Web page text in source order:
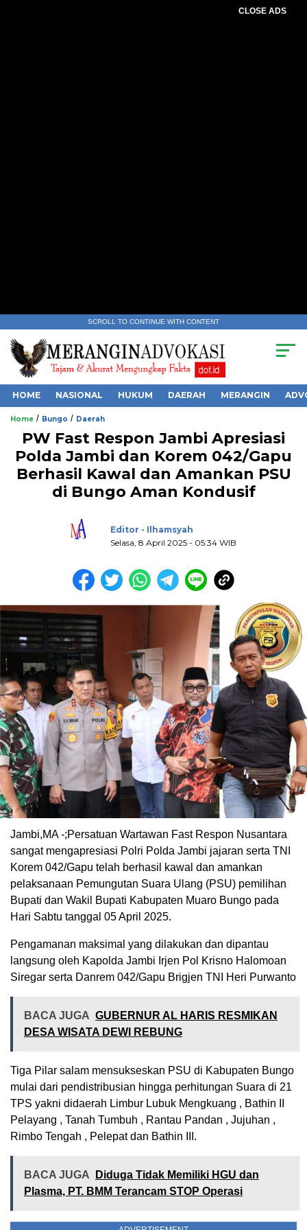
CLOSE ADS
SCROLL TO CONTINUE WITH CONTENT
HOME NASIONAL HUKUM DAERAH MERANGIN
Home / Bungo / Daerah
PW Fast Respon Jambi Apresiasi
Polda Jambi dan Korem 042/Gapu
Berhasil Kawal dan Amankan PSU
di Bungo Aman Kondusif
Editor - Ilhamsyah
Selasa, 8 April 2025 - 05:34 WIB
Jambi,MA -;Persatuan Wartawan Fast Respon Nusantara
sangat mengapresiasi Polri Polda Jambi jajaran serta TNI
Korem 042/Gapu telah berhasil kawal dan amankan
pelaksanaan Pemungutan Suara Ulang (PSU) pemilihan
Bupati dan Wakil Bupati Kabupaten Muaro Bungo pada
Hari Sabtu tanggal 05 April 2025.
Pengamanan maksimal yang dilakukan dan dipantau
langsung oleh Kapolda Jambi Irjen Pol Krisno Halomoan
Siregar serta Danrem 042/Gapu Brigjen TNI Heri Purwanto
BACA JUGA GUBERNUR AL HARIS RESMIKAN
DESA WISATA DEWI REBUNG
Tiga Pilar salam mensukseskan PSU di Kabupaten Bungo
mulai dari pendistribusian hingga perhitungan Suara di 21
TPS yakni didaerah Limbur Lubuk Mengkuang , Bathin II
Pelayang , Tanah Tumbuh , Rantau Pandan , Jujuhan ,
Rimbo Tengah , Pelepat dan Bathin III.
BACA JUGA
Diduga Tidak Memiliki HGU dan
Plasma, PT. BMM Terancam STOP Operasi